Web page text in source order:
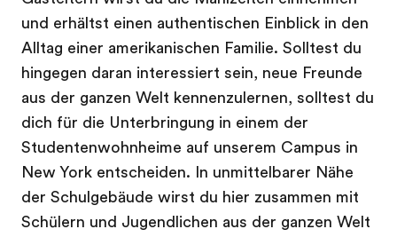
und erhältst einen authentischen Einblick in den
Alltag einer amerikanischen Familie. Solltest du
hingegen daran interessiert sein, neue Freunde
aus der ganzen Welt kennenzulernen, solltest du
dich für die Unterbringung in einem der
Studentenwohnheime auf unserem Campus in
New York entscheiden. In unmittelbarer Nähe
der Schulgebäude wirst du hier zusammen mit
Schülern und Jugendlichen aus der ganzen Welt